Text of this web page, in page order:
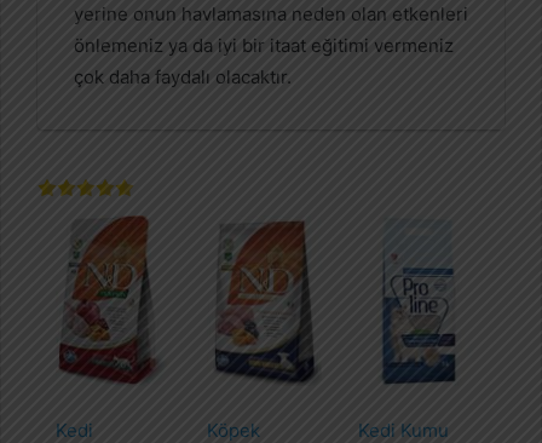
yerine onun havlamasına neden olan etkenleri
önlemeniz ya da iyi bir itaat eğitimi vermeniz
çok daha faydalı olacaktır.
Kedi
Köpek
Kedi Kumu